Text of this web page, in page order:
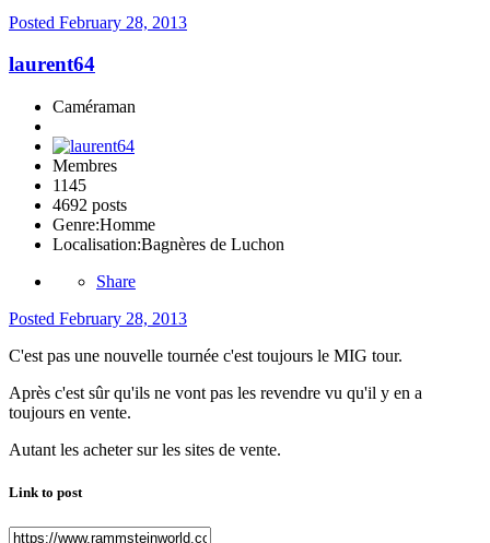
Posted February 28, 2013
laurent64
Caméraman
Membres
1145
4692 posts
Genre:Homme
Localisation:Bagnères de Luchon
Share
Posted February 28, 2013
C'est pas une nouvelle tournée c'est toujours le MIG tour.
Après c'est sûr qu'ils ne vont pas les revendre vu qu'il y en a
toujours en vente.
Autant les acheter sur les sites de vente.
Link to post